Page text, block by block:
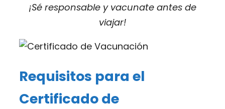
¡Sé responsable y vacunate antes de
viajar!
Requisitos para el
Certificado de